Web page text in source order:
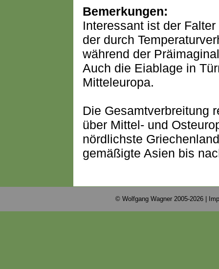
Bemerkungen:
Interessant ist der
der durch
während der
Auch die Eiablage in
Mitteleuropa.
Die Gesamtverbreitung
über Mittel- und
nördlichste
gemäßigte Asien bis
© Wolfgang Wagner 2005-2026 |